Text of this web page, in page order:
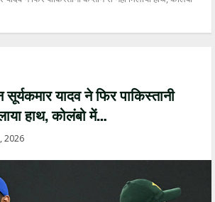
सूर्यकमार यादव ने फिर पाकिस्तानी
हाथ, कोलंबो में…
2026